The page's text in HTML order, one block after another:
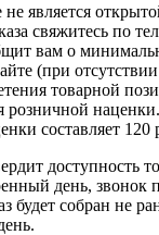
является
свяжитесь по
вам о
(при
товарной
розничной
составляет 120
доступность
день, звонок
будет собран не